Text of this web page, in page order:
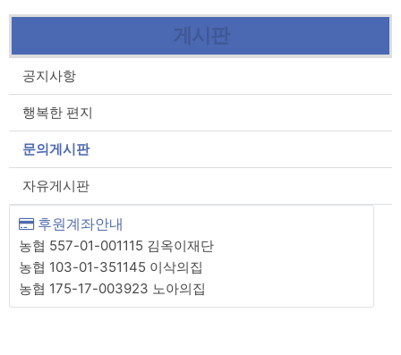
게시판
공지사항
행복한 편지
문의게시판
자유게시판
후원계좌안내
농협 557-01-001115 김옥이재단
농협 103-01-351145 이삭의집
농협 175-17-003923 노아의집